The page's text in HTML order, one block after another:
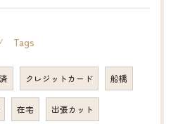
Tags
クレジットカード 船橋
在宅 出張カット